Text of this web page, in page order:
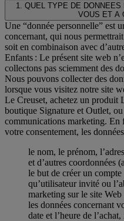
1. QUEL TYPE DE
VOUS ET A
Une “donnée personnelle” est
concernant, qui nous
soit en combinaison avec
Enfants : Le présent site web
collectons pas sciemment des
Nous pouvons collecter des
lorsque vous visitez notre site
Le Creuset, achetez un produit
boutique Signature et Outlet,
communications marketing. En
votre consentement, les
le nom, le prénom,
et d’autres coordonnées
le but de créer un
qu’utilisateur invité ou
marketing sur le site Web
les données concernant
date et l’heure de